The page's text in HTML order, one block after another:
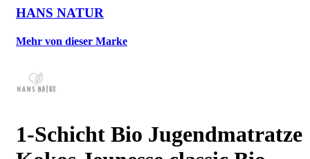
HANS NATUR
Mehr von dieser Marke
1-Schicht Bio Jugendmatratze